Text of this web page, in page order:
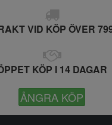
VID KÖP ÖVER
KÖP I 14 DAGAR
ÅNGRA KÖP